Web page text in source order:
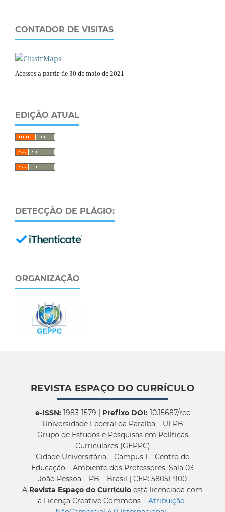
CONTADOR DE VISITAS
Acessos a partir de 30 de maio de 2021
EDIÇÃO ATUAL
DETECÇÃO DE PLÁGIO:
ORGANIZAÇÃO
REVISTA ESPAÇO DO CURRÍCULO
e-ISSN:1983-1579 | Prefixo DOI:10.15687/rec
Universidade Federal da Paraíba – UFPB
Grupo de Estudos e Pesquisas em Políticas
Curriculares (GEPPC)
Cidade Universitária – Campus I – Centro de
Educação – Ambiente dos Professores, Sala 03
João Pessoa – PB – Brasil | CEP: 58051-900
A Revista Espaço do Currículo está licenciada com
a Licença Creative Commons – Atribuição-